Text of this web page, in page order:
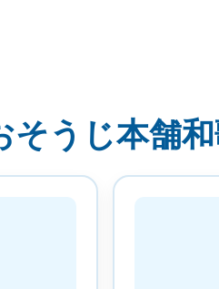
そうじ本舗